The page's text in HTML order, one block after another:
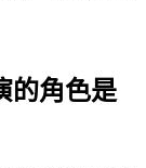
的角色是